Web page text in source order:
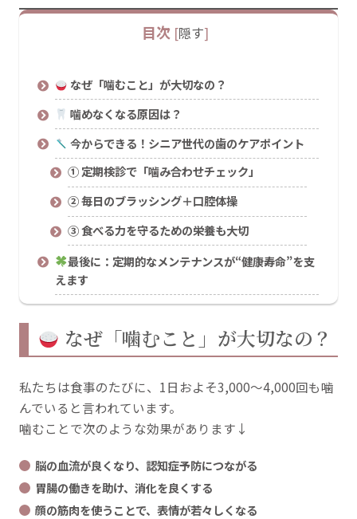
目次 [隠す]
なぜ「噛むこと」が大切なの？
噛めなくなる原因は？
今からできる！シニア世代の歯のケアポイント
① 定期検診で「噛み合わせチェック」
② 毎日のブラッシング＋口腔体操
③ 食べる力を守るための栄養も大切
最後に：定期的なメンテナンスが“健康寿命”を支
えます
なぜ「噛むこと」が大切なの？
私たちは食事のたびに、1日およそ3,000〜4,000回も噛
んでいると言われています。
噛むことで次のような効果があります↓
脳の血流が良くなり、認知症予防につながる
胃腸の働きを助け、消化を良くする
顔の筋肉を使うことで、表情が若々しくなる